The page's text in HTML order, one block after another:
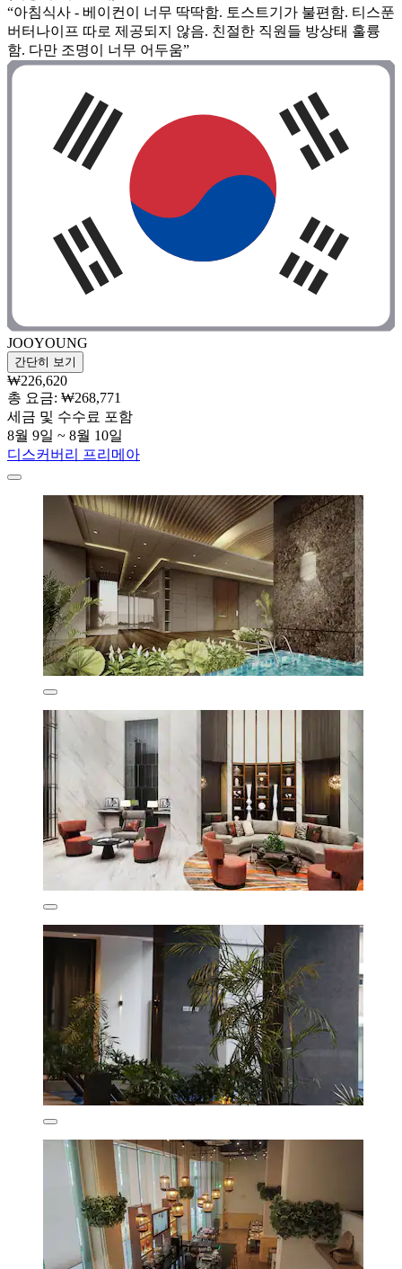
“아침식사 - 베이컨이 너무 딱딱함. 토스트기가 불편함. 티스푼
버터나이프 따로 제공되지 않음. 친절한 직원들 방상태 훌륭
함. 다만 조명이 너무 어두움”
JOOYOUNG
간단히 보기
₩226,620
총 요금: ₩268,771
세금 및 수수료 포함
8월 9일 ~ 8월 10일
디스커버리 프리메아